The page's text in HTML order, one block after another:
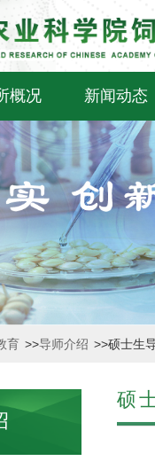
概况 新闻动态
育 >>导师介绍 >>硕士生
硕